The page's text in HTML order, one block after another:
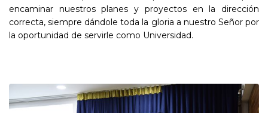
encaminar nuestros planes y proyectos en la dirección
correcta, siempre dándole toda la gloria a nuestro Señor por
la oportunidad de servirle como Universidad.